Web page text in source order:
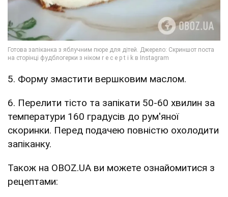
5. Форму змастити вершковим маслом.
6. Перелити тісто та запікати 50-60 хвилин за
температури 160 градусів до рум'яної
скоринки. Перед подачею повністю охолодити
запіканку.
Також на OBOZ.UA ви можете ознайомитися з
рецептами: